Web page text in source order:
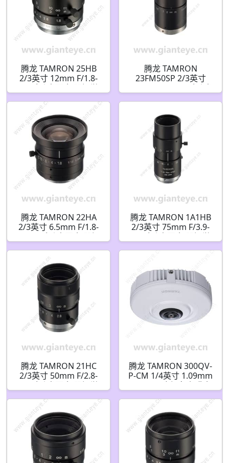
腾龙 TAMRON 25HB
2/3英寸 12mm F/1.8-
16 手动光圈 机器视觉
腾龙 TAMRON
23FM50SP 2/3英寸
50mm F/2.8-32 手动光
腾龙 TAMRON 22HA
2/3英寸 6.5mm F/1.8-
Close 手动光圈 机器视
腾龙 TAMRON 1A1HB
2/3英寸 75mm F/3.9-
32 手动光圈 机器视觉
腾龙 TAMRON 21HC
2/3英寸 50mm F/2.8-
22 手动光圈 机器视觉
腾龙 TAMRON 300QV-
P-CM 1/4英寸 1.09mm
F/1.7 180度视角 摄像机